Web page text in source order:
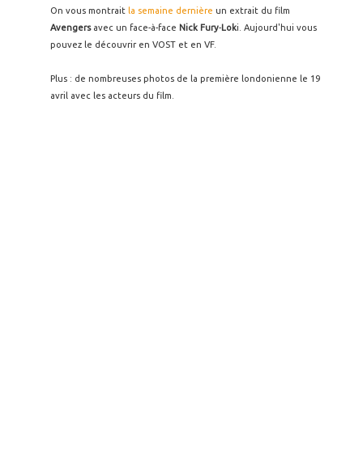
On vous montrait la semaine dernière un extrait du film
Avengersavec un face-à-face Nick Fury-Loki. Aujourd'hui vous
pouvez le découvrir en VOST et en VF.
Plus : de nombreuses photos de la première londonienne le 19
avril avec les acteurs du film.